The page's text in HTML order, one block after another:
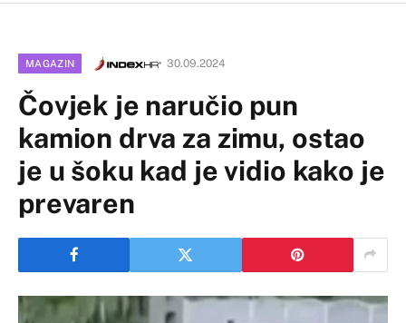
MAGAZIN 30.09.2024
Čovjek je naručio pun
kamion drva za zimu, ostao
je u šoku kad je vidio kako je
prevaren